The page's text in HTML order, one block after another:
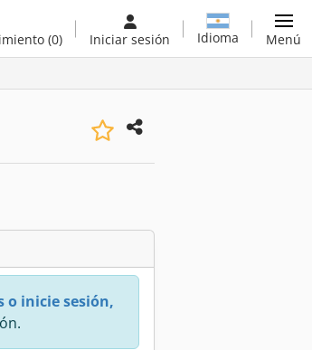
(0) Iniciar sesión Idioma Menú
o inicie sesión,